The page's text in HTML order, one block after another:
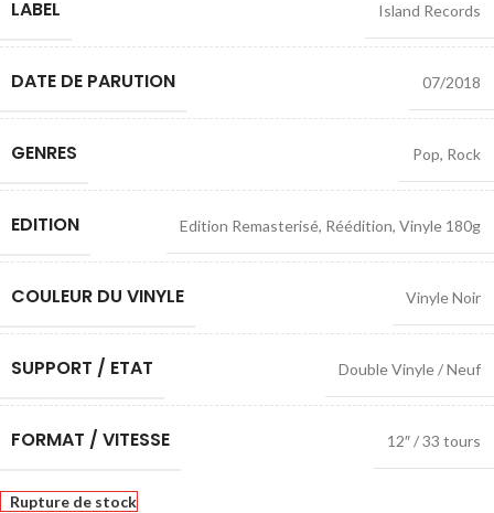
LABEL Island Records
DATE DE PARUTION 07/2018
GENRES Pop, Rock
EDITION Edition Remasterisé, Réédition, Vinyle 180g
COULEUR DU VINYLE Vinyle Noir
SUPPORT / ETAT Double Vinyle / Neuf
FORMAT / VITESSE 12″ / 33 tours
Rupture de stock